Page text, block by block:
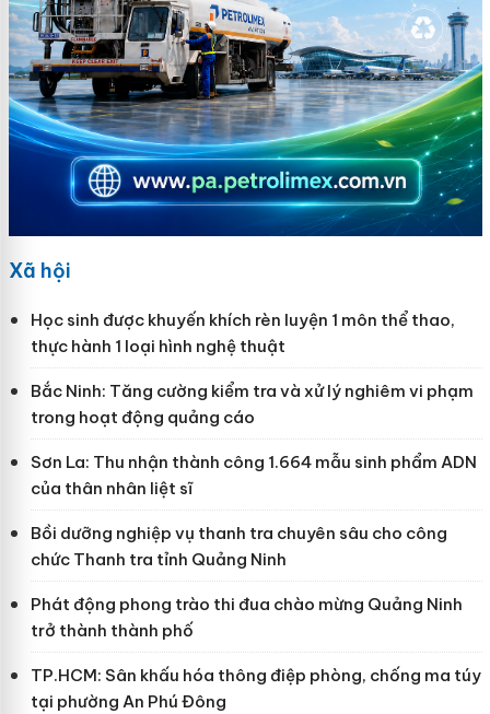
Xã hội
Học sinh được khuyến khích rèn luyện 1 môn thể thao,
thực hành 1 loại hình nghệ thuật
Bắc Ninh: Tăng cường kiểm tra và xử lý nghiêm vi phạm
trong hoạt động quảng cáo
Sơn La: Thu nhận thành công 1.664 mẫu sinh phẩm ADN
của thân nhân liệt sĩ
Bồi dưỡng nghiệp vụ thanh tra chuyên sâu cho công
chức Thanh tra tỉnh Quảng Ninh
Phát động phong trào thi đua chào mừng Quảng Ninh
trở thành thành phố
TP.HCM: Sân khấu hóa thông điệp phòng, chống ma túy
tại phường An Phú Đông